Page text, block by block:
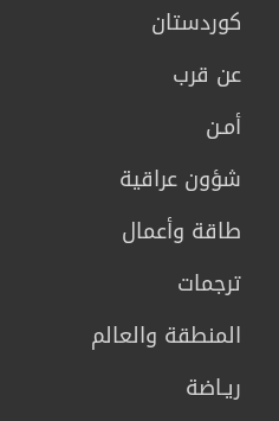
كوردستان
عن قرب
أمـن
شؤون عراقية
طاقة وأعمال
ترجمات
المنطقة والعالم
ريـاضة